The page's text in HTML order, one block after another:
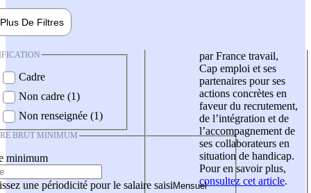
Plus De Filtres
Cadre
Non cadre (1)
Non renseignée (1)
BRUT MINIMUM
minimum
une périodicité pour le salaire saisi
par France travail,
Cap emploi et ses
partenaires pour ses
actions concrètes en
faveur du recrutement,
de l’intégration et de
l’accompagnement de
ses collaborateurs en
situation de handicap.
Pour en savoir plus,
consultez cet article.